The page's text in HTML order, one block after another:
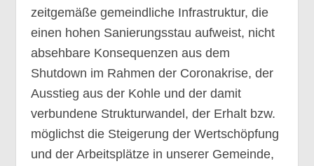
zeitgemäße gemeindliche Infrastruktur, die
einen hohen Sanierungsstau aufweist, nicht
absehbare Konsequenzen aus dem
Shutdown im Rahmen der Coronakrise, der
Ausstieg aus der Kohle und der damit
verbundene Strukturwandel, der Erhalt bzw.
möglichst die Steigerung der Wertschöpfung
und der Arbeitsplätze in unserer Gemeinde,